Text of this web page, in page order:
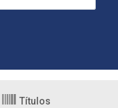
Títulos